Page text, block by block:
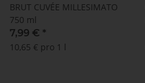
BRUT CUVÉE MILLESIMATO
750 ml
7,99 € *
10,65 € pro 1 l